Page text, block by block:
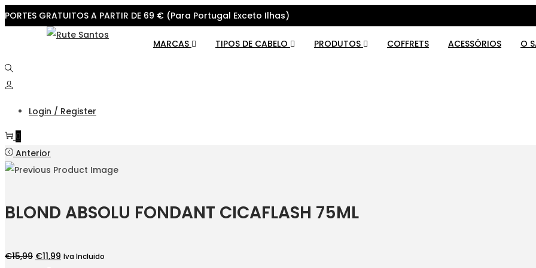
PORTES GRATUITOS A PARTIR DE 69 € (Para Portugal Exceto Ilhas)
navigation
content
MARCAS TIPOS DE CABELO PRODUTOS COFFRETS ACESSÓRIOS O
Login / Register
0
Anterior
BLOND ABSOLU FONDANT CICAFLASH 75ML
€15,99 O
€11,99 O
Iva Incluido